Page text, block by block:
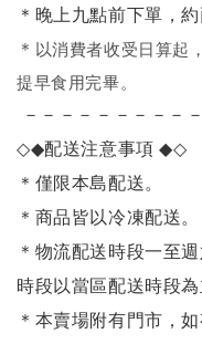
＊晚上九點前下單，
＊ 以消費者收受日算起
提早食用完畢。
－－－－－－－－－
◇◆配送注意事項◆◇
＊僅限本島配送。
＊商品皆以冷凍配送。
＊物流配送時段一至
時段以當區配送時段為
＊本賣場附有門市，